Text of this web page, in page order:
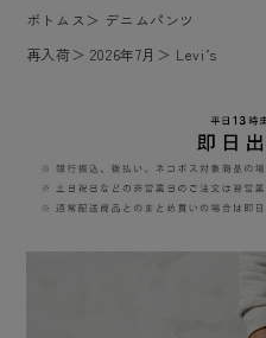
ボトムス ＞ デニムパンツ
再入荷＞ 2026年7月 ＞ Levi’s